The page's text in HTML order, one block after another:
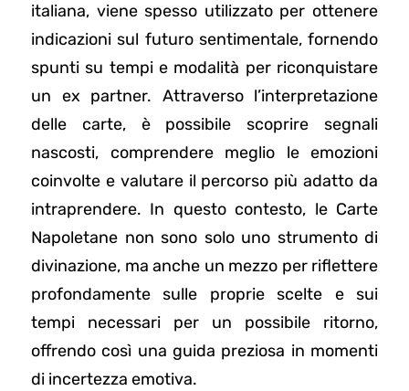
italiana, viene spesso utilizzato per ottenere
indicazioni sul futuro sentimentale, fornendo
spunti su tempi e modalità per riconquistare
un ex partner. Attraverso l’interpretazione
delle carte, è possibile scoprire segnali
nascosti, comprendere meglio le emozioni
coinvolte e valutare il percorso più adatto da
intraprendere. In questo contesto, le Carte
Napoletane non sono solo uno strumento di
divinazione, ma anche un mezzo per riflettere
profondamente sulle proprie scelte e sui
tempi necessari per un possibile ritorno,
offrendo così una guida preziosa in momenti
di incertezza emotiva.